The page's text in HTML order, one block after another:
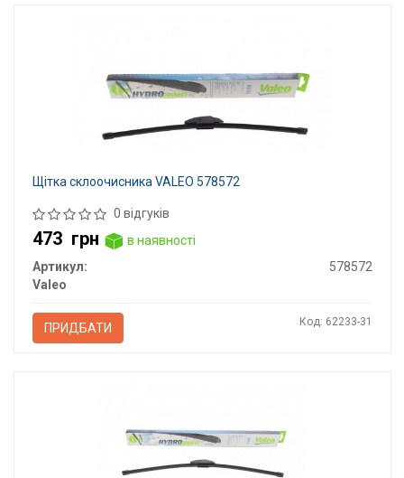
Щітка склоочисника VALEO 578572
0 відгуків
473 грн
в наявності
Артикул:
578572
Valeo
ПРИДБАТИ Код: 62233-31